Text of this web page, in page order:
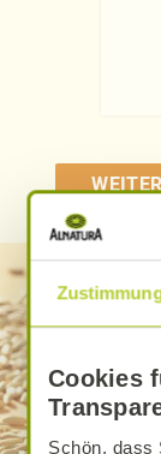
Cookies
Schön, dass